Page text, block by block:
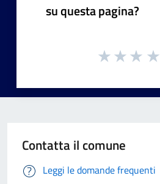
su questa pagina?
Contatta il comune
Leggi le domande frequenti